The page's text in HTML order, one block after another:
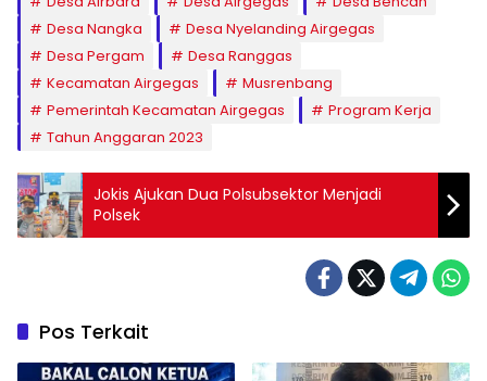
Desa Nangka
Desa Nyelanding Airgegas
Desa Pergam
Desa Ranggas
Kecamatan Airgegas
Musrenbang
Pemerintah Kecamatan Airgegas
Program Kerja
Tahun Anggaran 2023
Jokis Ajukan Dua Polsubsektor Menjadi
Polsek
Pos Terkait